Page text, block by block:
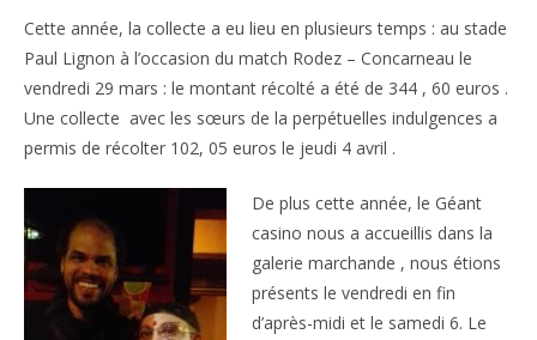
Cette année, la collecte a eu lieu en plusieurs temps : au stade
Paul Lignon à l’occasion du match Rodez – Concarneau le
vendredi 29 mars : le montant récolté a été de 344 , 60 euros .
Une collecte avec les sœurs de la perpétuelles indulgences a
permis de récolter 102, 05 euros le jeudi 4 avril .
De plus cette année, le Géant
casino nous a accueillis dans la
galerie marchande , nous étions
présents le vendredi en fin
d’après-midi et le samedi 6. Le